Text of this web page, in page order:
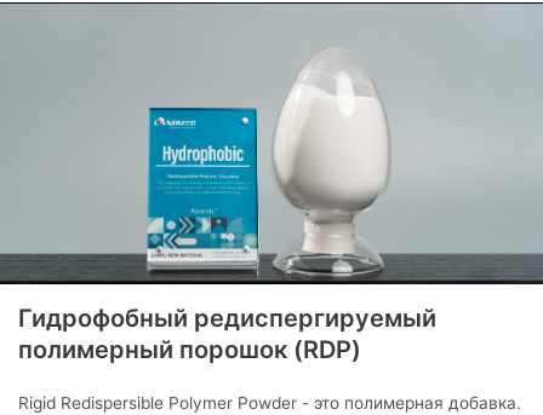
Гидрофобный редиспергируемый
полимерный порошок (RDP)
Rigid Redispersible Polymer Powder - это полимерная добавка.